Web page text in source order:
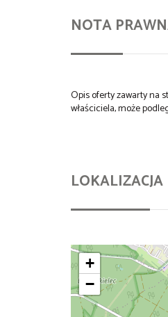
NOTA
Opis oferty zawarty na
właściciela, może
LOKALIZACJA
+
−